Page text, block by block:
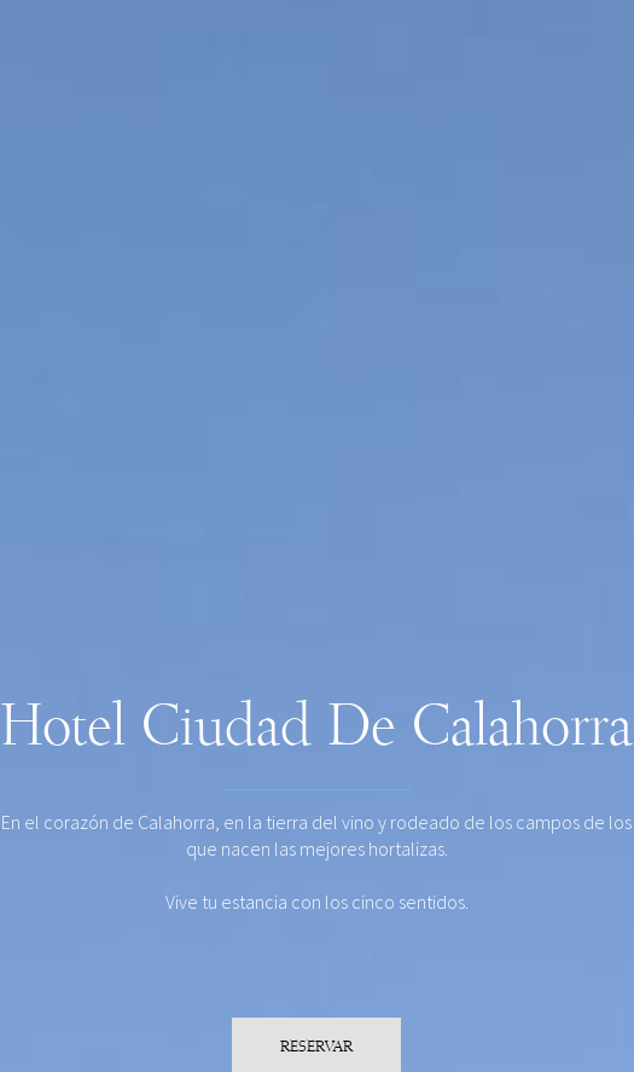
Hotel Ciudad De Calahorra
En el corazón de Calahorra, en la tierra del vino y rodeado de los campos de los
que nacen las mejores hortalizas.
Vive tu estancia con los cinco sentidos.
RESERVAR